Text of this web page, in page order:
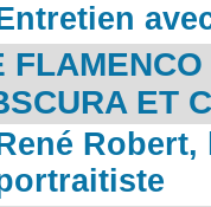
ET
Robert,